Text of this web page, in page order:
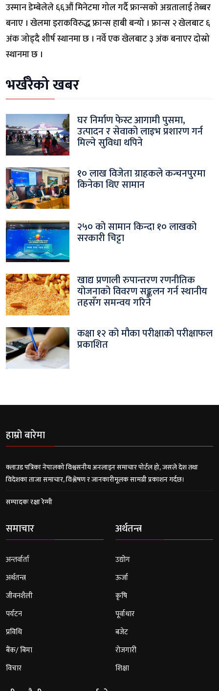
उस्मान डेम्बेलेले ६६औं मिनेटमा गोल गर्दै फ्रान्सको अग्रतालाई तेब्बर
बनाए । खेलमा इराकविरुद्ध फ्रान्स हाबी बन्यो । फ्रान्स २ खेलबाट ६
अंक जोड्दै शीर्ष स्थानमा छ । नर्वे एक खेलबाट ३ अंक बनाएर दोस्रो
स्थानमा छ ।
भर्खरैको खबर
घर निर्माण फेस्ट आगामी पुसमा,
उत्पादन र सेवाको लाइभ प्रशारण गर्न
मिल्ने सुविधा थपिने
१० लाख विजेता ग्राहकले कन्चनपुरमा
किनेका थिए सामान
२५० को सामान किन्दा १० लाखको
सरकारी चिट्टा
खाद्य प्रणाली रुपान्तरण रणनीतिक
योजनाको विवरण सङ्कलन गर्न स्थानीय
तहसँग समन्वय गरिने
कक्षा १२ को मौका परीक्षाको परीक्षाफल
प्रकाशित
हाम्रो बारेमा
क्लाउड पत्रिका नेपालको विश्वसनीय अनलाइन समाचार पोर्टल हो, जसले देश तथा
विदेशका ताजा समाचार, विश्लेषण र जानकारीमूलक सामग्री प्रकाशन गर्दछ।
सम्पादकः रक्षा रेग्मी
समाचार
अन्तर्वार्ता
अर्थतन्त्र
जीवनशैली
पर्यटन
प्रविधि
बैंक/ बिमा
विचार
अर्थतन्त्र
उद्योग
ऊर्जा
कृषि
पूर्वाधार
बजेट
रोजगारी
शिक्षा